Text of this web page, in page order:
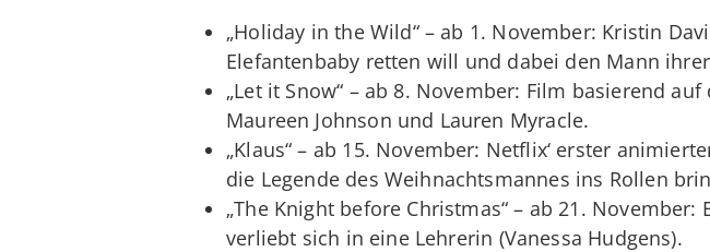
„Holiday in the Wild“ – ab 1. November: Kristin
Elefantenbaby retten will und dabei den Mann
„Let it Snow“ – ab 8. November: Film basierend
Maureen Johnson und Lauren Myracle.
„Klaus“ – ab 15. November: Netflix‘ erster
die Legende des Weihnachtsmannes ins Rollen
„The Knight before Christmas“ – ab 21.
verliebt sich in eine Lehrerin (Vanessa Hudgens).